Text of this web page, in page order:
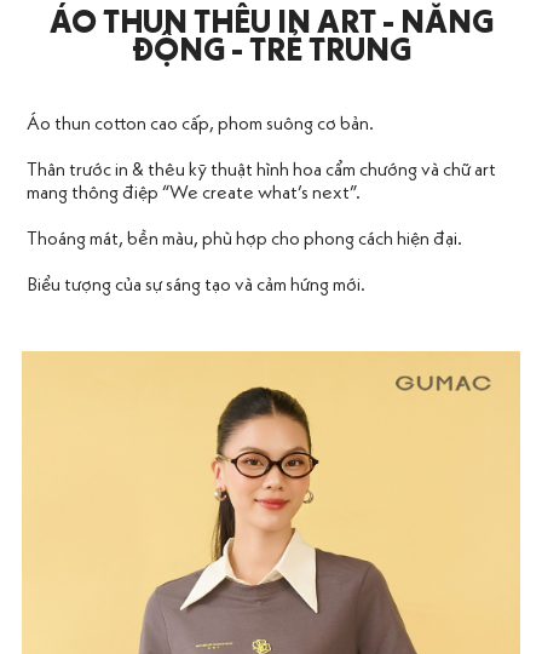
ÁO THUN THÊU IN ART - NĂNG
ĐỘNG - TRẺ TRUNG
Áo thun cotton cao cấp, phom suông cơ bản.
Thân trước in & thêu kỹ thuật hình hoa cẩm chướng và chữ art
mang thông điệp “We create what’s next”.
Thoáng mát, bền màu, phù hợp cho phong cách hiện đại.
Biểu tượng của sự sáng tạo và cảm hứng mới.